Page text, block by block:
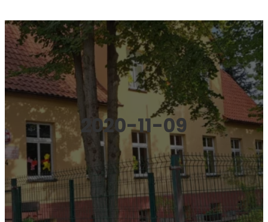
2020-11-09